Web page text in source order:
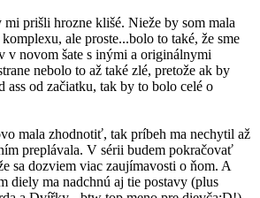
prišli hrozne klišé. Nieže by som mala
ale proste...bolo to také, že sme
v novom šate s inými a originálnymi
nebolo to až také zlé, pretože ak by
ass od začiatku, tak by to bolo celé o
mala zhodnotiť, tak príbeh ma nechytil až
preplávala. V sérii budem pokračovať
sa dozviem viac zaujímavosti o ňom. A
diely ma nadchnú aj tie postavy (plus